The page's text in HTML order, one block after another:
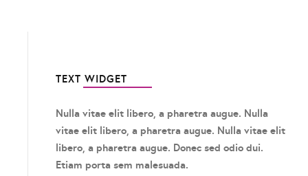
TEXT WIDGET
Nulla vitae elit libero, a pharetra augue. Nulla
vitae elit libero, a pharetra augue. Nulla vitae elit
libero, a pharetra augue. Donec sed odio dui.
Etiam porta sem malesuada.